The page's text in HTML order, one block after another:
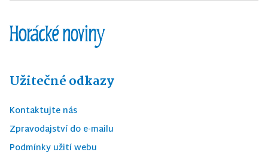
Užitečné odkazy
Kontaktujte nás
Zpravodajství do e-mailu
Podmínky užití webu